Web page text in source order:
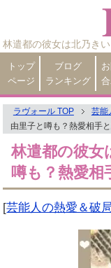
林遣都の彼女は北乃き
トップ
ページ
ブログ
ランキング
ラヴォール TOP 芸能
由里子と噂も？熱愛相手
林遣都の彼女
噂も？熱愛相
[芸能人の熱愛＆破